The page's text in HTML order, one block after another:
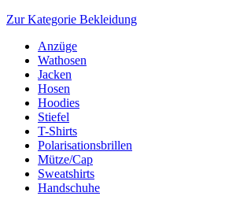
Zur Kategorie Bekleidung
Anzüge
Wathosen
Jacken
Hosen
Hoodies
Stiefel
T-Shirts
Polarisationsbrillen
Mütze/Cap
Sweatshirts
Handschuhe